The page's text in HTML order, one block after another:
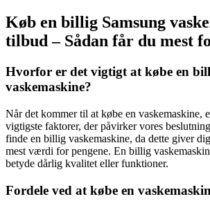
Køb en billig Samsung
tilbud – Sådan får du mest
Hvorfor er det vigtigt at købe en
vaskemaskine?
Når det kommer til at købe en vaskemaskine,
vigtigste faktorer, der påvirker vores
finde en billig vaskemaskine, da dette giver
mest værdi for pengene. En billig
betyde dårlig kvalitet eller funktioner.
Fordele ved at købe en